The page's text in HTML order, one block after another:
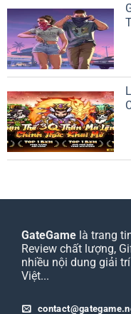
GateGame là trang
Review chất lượng,
nhiều nội dung giải
Việt...